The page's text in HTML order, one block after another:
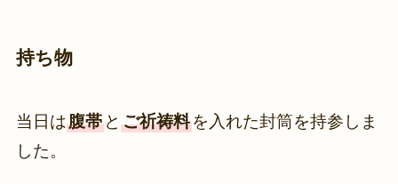
持ち物
当日は腹帯と ご祈祷料を入れた封筒を持参しま
した。